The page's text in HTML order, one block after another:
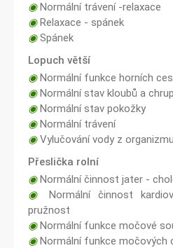
◉Normální trávení -relaxace
◉Relaxace - spánek
◉Spánek
Lopuch větší
◉Normální funkce horních
◉Normální stav kloubů a
◉Normální stav pokožky
◉Normální trávení
◉Vylučování vody z organizmu
Přeslička rolní
◉Normální činnost jater -
◉
Normální činnost
pružnost
◉Normální funkce močové
◉Normální funkce močových